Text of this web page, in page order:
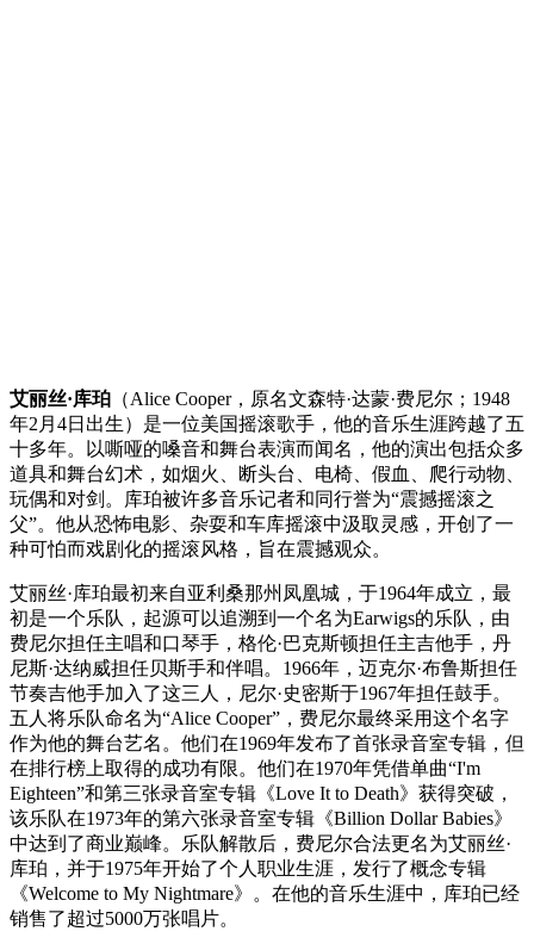
艾丽丝·库珀 （Alice Cooper，原名文森特·达蒙·费尼尔；1948
年2月4日出生）是一位美国摇滚歌手，他的音乐生涯跨越了五
十多年。以嘶哑的嗓音和舞台表演而闻名，他的演出包括众多
道具和舞台幻术，如烟火、断头台、电椅、假血、爬行动物、
玩偶和对剑。库珀被许多音乐记者和同行誉为“震撼摇滚之
父”。他从恐怖电影、杂耍和车库摇滚中汲取灵感，开创了一
种可怕而戏剧化的摇滚风格，旨在震撼观众。
艾丽丝·库珀最初来自亚利桑那州凤凰城，于1964年成立，最
初是一个乐队，起源可以追溯到一个名为Earwigs的乐队，由
费尼尔担任主唱和口琴手，格伦·巴克斯顿担任主吉他手，丹
尼斯·达纳威担任贝斯手和伴唱。1966年，迈克尔·布鲁斯担任
节奏吉他手加入了这三人，尼尔·史密斯于1967年担任鼓手。
五人将乐队命名为“Alice Cooper”，费尼尔最终采用这个名字
作为他的舞台艺名。他们在1969年发布了首张录音室专辑，但
在排行榜上取得的成功有限。他们在1970年凭借单曲“I'm
Eighteen”和第三张录音室专辑《Love It to Death》获得突破，
该乐队在1973年的第六张录音室专辑《Billion Dollar Babies》
中达到了商业巅峰。乐队解散后，费尼尔合法更名为艾丽丝·
库珀，并于1975年开始了个人职业生涯，发行了概念专辑
《Welcome to My Nightmare》。在他的音乐生涯中，库珀已经
销售了超过5000万张唱片。